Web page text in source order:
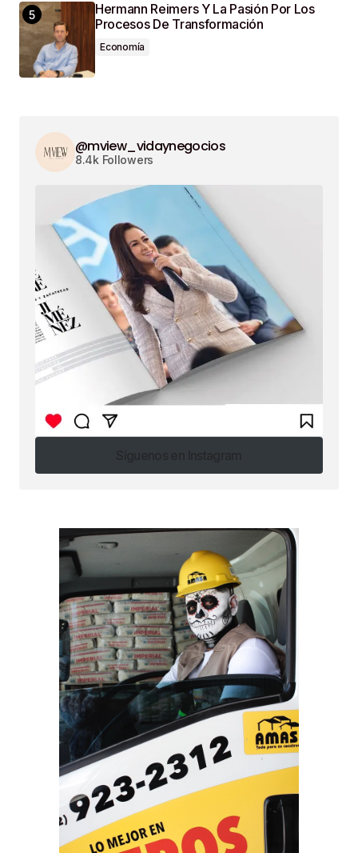
Hermann Reimers Y La Pasión Por Los
Procesos De Transformación
Economía
@mview_vidaynegocios
8.4k Followers
Síguenos en Instagram